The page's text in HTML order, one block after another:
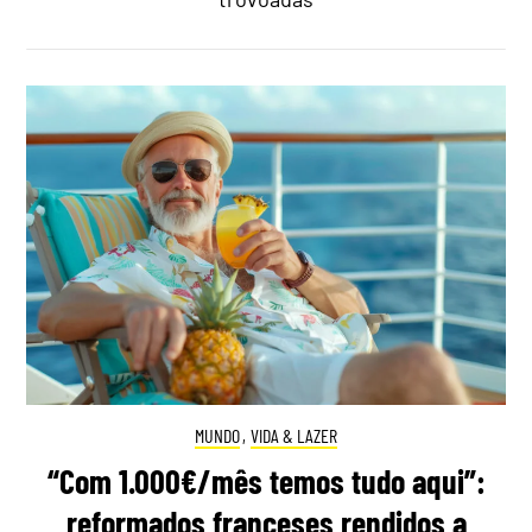
MUNDO, VIDA & LAZER
“Com 1.000€/mês temos tudo aqui”:
reformados franceses rendidos a